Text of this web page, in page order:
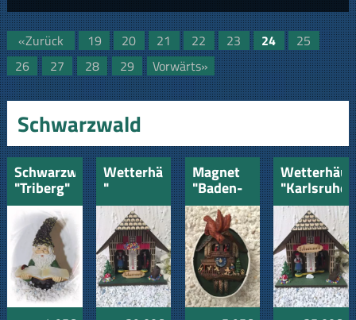
«Zurück 19 20 21 22 23 24
25
26
27 28 29 Vorwärts»
Schwarzwald
Schwarzwaldzwerg
"Triberg"
neutral
Wetterhäusle
"
Nordstetten"
Magnet
"Baden-
Baden"
"Karlsruhe"